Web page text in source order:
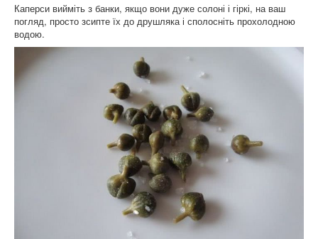
Каперси вийміть з банки, якщо вони дуже солоні і гіркі, на ваш
погляд, просто зсипте їх до друшляка і сполосніть прохолодною
водою.